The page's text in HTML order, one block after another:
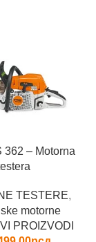
362 – Motorna
TESTERE,
motorne
PROIZVODI